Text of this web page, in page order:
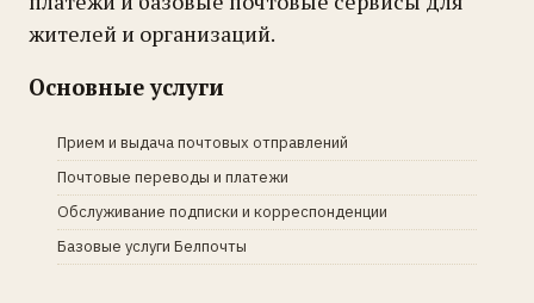
жителей и организаций.
Основные услуги
Прием и выдача почтовых отправлений
Почтовые переводы и платежи
Обслуживание подписки и корреспонденции
Базовые услуги Белпочты